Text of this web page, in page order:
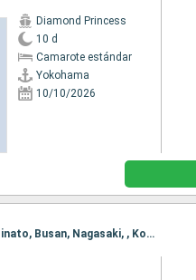
Diamond Princess
10 d
Camarote estándar
Yokohama
10/10/2026
Itinerario : Yokohama, hittachinaka, Hakodate, Akita, Niigita, Kanazawa, Sakai-Minato, Busan, Nagasaki, , Kochi, Shimizu, Yokohama